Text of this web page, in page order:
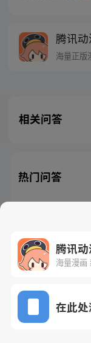
腾讯
海量正版
相关问答
热门问答
腾讯
海量漫画
在此
腾讯
网站